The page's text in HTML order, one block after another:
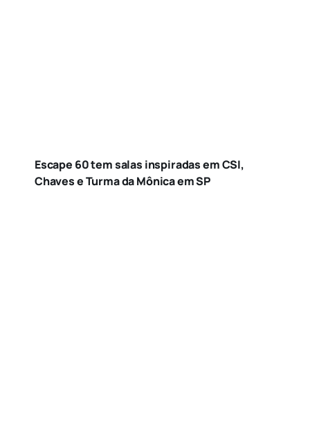
Escape 60 tem salas inspiradas em CSI,
Chaves e Turma da Mônica em SP